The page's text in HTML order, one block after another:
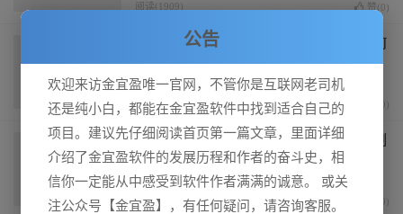
阅读(1909) 赞( 0 )
获客成本低至一毛五！小游戏如何
系统性解决私域难题
阅读(1713) 0 )
网络杂谈
拆解小红书漫改小副业项目，从制
作、引流到变现玩法
阅读(1918) 0 )
公告
欢迎来访金宜盈唯一官网，不管你是互联网老司机
还是纯小白，都能在金宜盈软件中找到适合自己的
项目。建议先仔细阅读首页第一篇文章，里面详细
介绍了金宜盈软件的发展历程和作者的奋斗史，相
信你一定能从中感受到软件作者满满的诚意。 或关
注公众号【金宜盈】，有任何疑问，请咨询客服。